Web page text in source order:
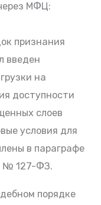
МФЦ:
признания
введен
на
доступности
слоев
условия для
в параграфе
№ 127-ФЗ.
порядке